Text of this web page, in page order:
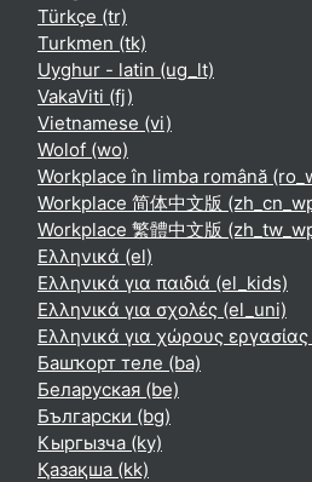
Türkçe ‎(tr)‎
Turkmen ‎(tk)‎
Uyghur - latin ‎(ug_lt)‎
VakaViti ‎(fj)‎
Vietnamese ‎(vi)‎
Wolof ‎(wo)‎
Workplace în limba română
Workplace 简体中文版
Workplace 繁體中文版
Ελληνικά ‎(el)‎
Ελληνικά για παιδιά ‎(el_kids)‎
Ελληνικά για σχολές ‎(el_uni)‎
Ελληνικά για χώρους
Башҡорт теле ‎(ba)‎
Беларуская ‎(be)‎
Български ‎(bg)‎
Кыргызча ‎(ky)‎
Қазақша ‎(kk)‎